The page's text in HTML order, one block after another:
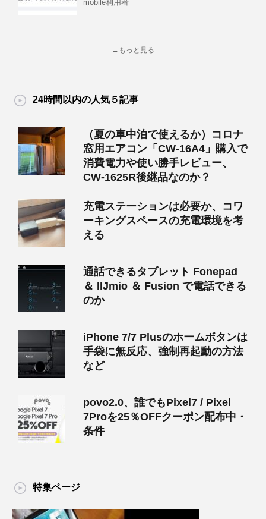
mobile利用者
→もっと見る
24時間以内の人気５記事
（夏の車中泊で使えるか）コロナ
窓用エアコン「CW-16A4」購入で
消費電力や使い勝手レビュー、
CW-1625R後継品なのか？
充電ステーションは必要か、コワ
ーキングスペースの充電環境を考
える
通話できるタブレット Fonepad
＆ IIJmio ＆ Fusion で電話できる
のか
iPhone 7/7 Plusのホームボタンは
手袋に無反応、強制再起動の方法
など
povo2.0、誰でもPixel7 / Pixel
7Proを25％OFFクーポン配布中・
条件
特集ページ